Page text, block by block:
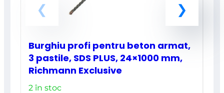
Burghiu profi pentru beton armat,
3 pastile, SDS PLUS, 24×1000 mm,
Richmann Exclusive
2 în stoc